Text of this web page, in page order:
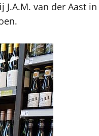
van der Aast in